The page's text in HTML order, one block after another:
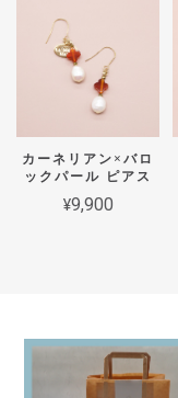
カーネリアン×バロ
ックパール ピアス
¥9,900